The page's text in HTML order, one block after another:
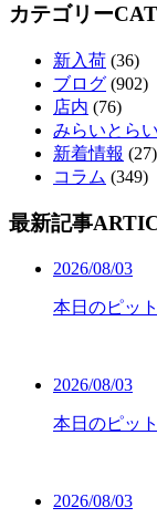
カテゴリー
新入荷 (36)
ブログ (902)
店内 (76)
みらいとら
新着情報 (27)
コラム (349)
最新記事
2026/08/03
本日のピット
2026/08/03
本日のピット
2026/08/03